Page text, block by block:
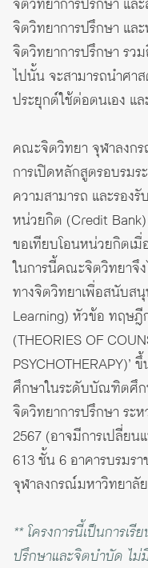
จิตวิทยาการปรึกษา และ
จิตวิทยาการปรึกษา แล
จิตวิทยาการปรึกษา รว
ไปนั้น จะสามารถนําศา
ประยุกต์ใช้ต่อตนเอง แ
คณะจิตวิทยา จุฬาลงก
การเปิดหลักสูตรอบรมร
ความสามารถ และรอง
หน่วยกิต (Credit
ขอเทียบโอนหน่วยกิตเ
ในการนี้คณะจิตวิทยาจึ
ทางจิตวิทยาเพื่อสนับส
Learning) หัวข้อ ทฤษฎี
(THEORIES OF
PSYCHOTHERAPY)’
ศึกษาในระดับบัณฑิตศึก
จิตวิทยาการปรึกษา ระ
2567 (อาจมีการเปลี่ย
613 ชั้น 6 อาคารบรม
จุฬาลงกรณ์มหาวิทยาลัย
** โครงการนี้เป็นการเ
ปรึกษาและจิตบำบัด ไม่